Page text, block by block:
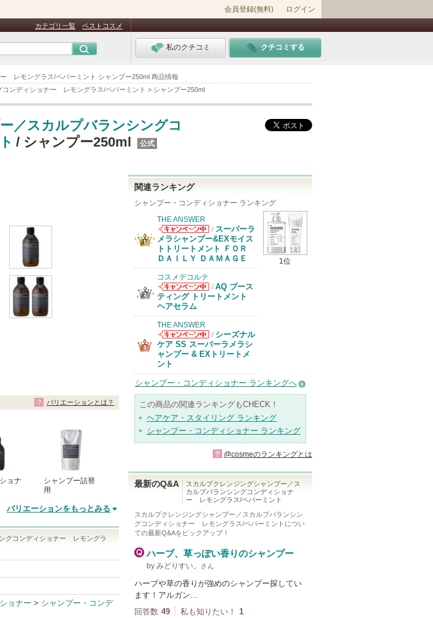
レモングラス/ペパーミント シャンプー250ml 商品情報
コンディショナー レモングラス/ペパーミント > シャンプー250ml
会員登録(無料) ログイン
カテゴリ一覧 ベストコスメ
私のクチコミ クチコミする
／スカルプバランシングコ
/ シャンプー250ml 公式
ョナ
シャンプー詰替
用
バリエーションをもっとみる
バリエーションとは？
グコンディショナー レモングラ
ョナー > シャンプー・コンデ
関連ランキング
シャンプー・コンディショナー ランキング
1位
THE ANSWER
THE ANSWER
からのお知らせ
があります
/ スーパーラ
メラシャンプー&EXモイス
トトリートメント ＦＯＲ
ＤＡＩＬＹ ＤＡＭＡＧＥ
コスメデコルテ
コスメデコルテ
からのお知らせ
/ AQ ブース
ティング トリートメント
ヘアセラム
THE ANSWER
THE ANSWER
からのお知らせ
があります
/ シーズナル
ケア SS スーパーラメラシ
ャンプー & EXトリートメ
ント
シャンプー・コンディショナー ランキングへ
この商品の関連ランキングもCHECK！
ヘアケア・スタイリング ランキング
シャンプー・コンディショナー ランキング
? @cosmeのランキングとは
最新のQ&A
スカルプクレンジングシャンプー／ス
カルプバランシングコンディショナ
ー レモングラス/ペパーミント
スカルプクレンジングシャンプー／スカルプバランシン
グコンディショナー レモングラス/ペパーミント につい
ての最新Q&Aをピックアップ！
ハーブ、草っぽい香りのシャンプー
by みどりすい。 さん
ハーブや草の香りが強めのシャンプー探してい
ます！アルガン…
回答数 49 私も知りたい！ 1